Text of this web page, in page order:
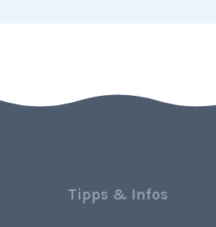
Tipps & Infos